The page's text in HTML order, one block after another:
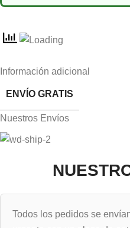
Información adicional
ENVÍO GRATIS
Nuestros Envíos
Todos los pedidos se